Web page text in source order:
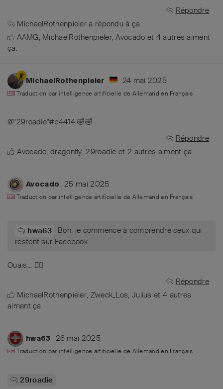
Répondre
MichaelRothenpieler a répondu à ça.
AAMG, MichaelRothenpieler,Avocado et 4 autres aiment
ça.
MichaelRothenpieler 24 mai 2025
Traduction par intelligence artificielle de Allemand en Français
@"29roadie"#p4414 🤣🤣
Répondre
Avocado,dragonfly,29roadie et 2 autres aiment ça.
Avocado 25 mai 2025
Traduction par intelligence artificielle de Allemand en Français
hwa63
Bon, je commence à comprendre ceux qui
restent sur Facebook..
Ouais... ✌🏼
Répondre
MichaelRothenpieler, Zweck_Los, Julius et 4 autres
aiment ça.
hwa63 26 mai 2025
Traduction par intelligence artificielle de Allemand en Français
29roadie